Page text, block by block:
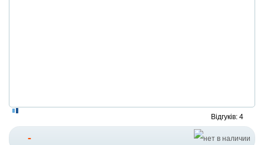
Відгуків: 4
-